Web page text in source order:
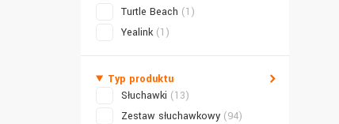
Turtle Beach (1)
Yealink (1)
Typ produktu
Słuchawki (13)
Zestaw słuchawkowy (94)